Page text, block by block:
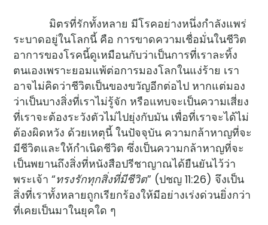
มิตรที่รักทั้งหลาย มีโรคอย่างหนึ่งกำลังแพร่
ระบาดอยู่ในโลกนี้ คือ การขาดความเชื่อมั่นในชีวิต
อาการของโรคนี้ดูเหมือนกับว่าเป็นการที่เราละทิ้ง
ตนเองเพราะยอมแพ้ต่อการมองโลกในแง่ร้าย เรา
อาจไม่คิดว่าชีวิตเป็นของขวัญอีกต่อไป หากแต่มอง
ว่าเป็นบางสิ่งที่เราไม่รู้จัก หรือแทบจะเป็นความเสี่ยง
ที่เราจะต้องระวังตัวไม่ไปยุ่งกับมัน เพื่อที่เราจะได้ไม่
ต้องผิดหวัง ด้วยเหตุนี้ ในปัจจุบัน ความกล้าหาญที่จะ
มีชีวิตและให้กำเนิดชีวิต ซึ่งเป็นความกล้าหาญที่จะ
เป็นพยานถึงสิ่งที่หนังสือปรีชาญาณได้ยืนยันไว้ว่า
พระเจ้า “ทรงรักทุกสิ่งที่มีชีวิต” (ปชญ 11:26) จึงเป็น
สิ่งที่เราทั้งหลายถูกเรียกร้องให้มีอย่างเร่งด่วนยิ่งกว่า
ที่เคยเป็นมาในยุคใด ๆ